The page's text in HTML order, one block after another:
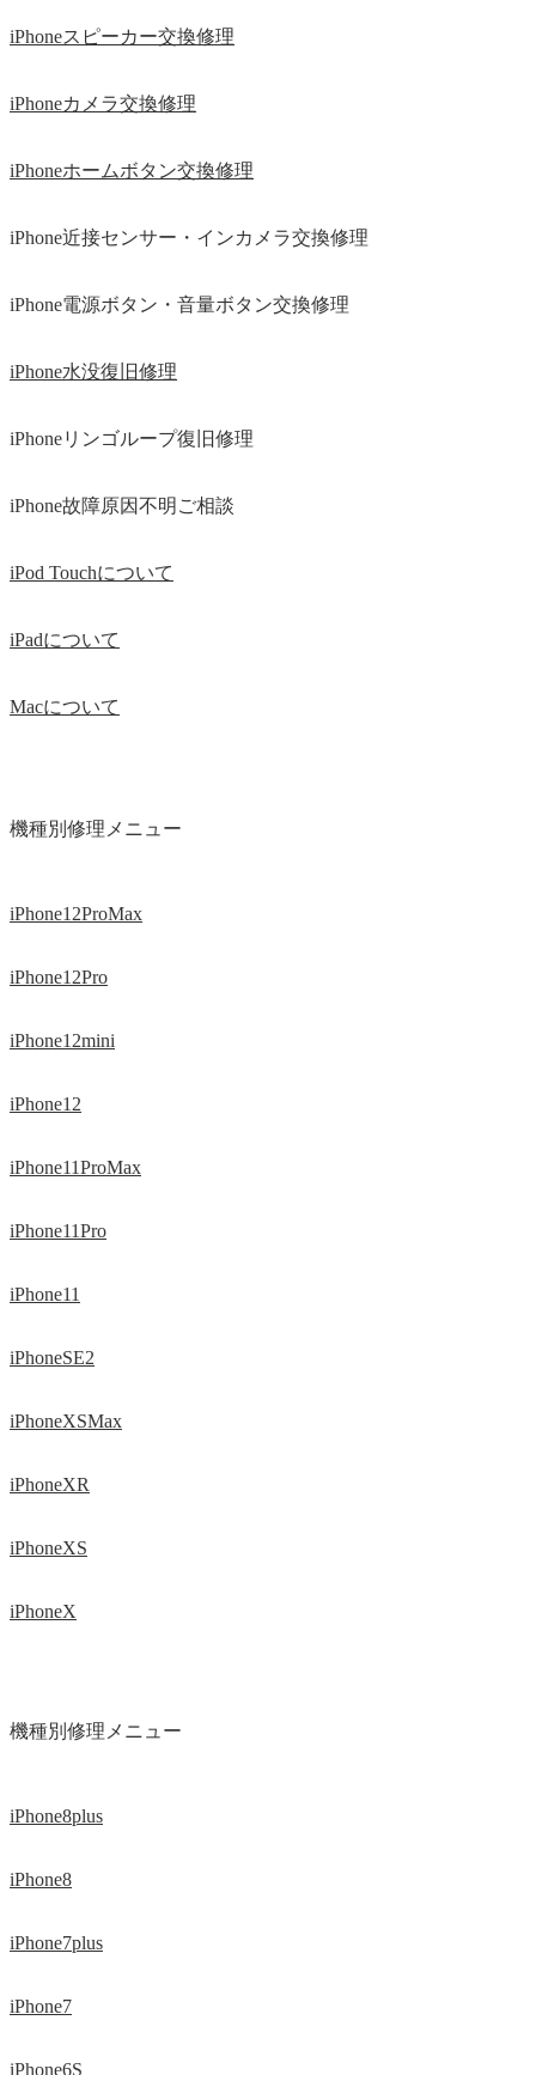
iPhoneスピーカー交換修理
iPhoneカメラ交換修理
iPhoneホームボタン交換修理
iPhone近接センサー・インカメラ交換修理
iPhone電源ボタン・音量ボタン交換修理
iPhone水没復旧修理
iPhoneリンゴループ復旧修理
iPhone故障原因不明ご相談
iPod Touchについて
iPadについて
Macについて
機種別修理メニュー
iPhone12ProMax
iPhone12Pro
iPhone12mini
iPhone12
iPhone11ProMax
iPhone11Pro
iPhone11
iPhoneSE2
iPhoneXSMax
iPhoneXR
iPhoneXS
iPhoneX
機種別修理メニュー
iPhone8plus
iPhone8
iPhone7plus
iPhone7
iPhone6S